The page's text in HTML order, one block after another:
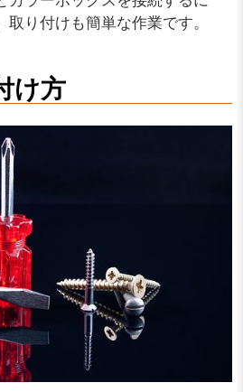
り付けも簡単な作業です。
け方